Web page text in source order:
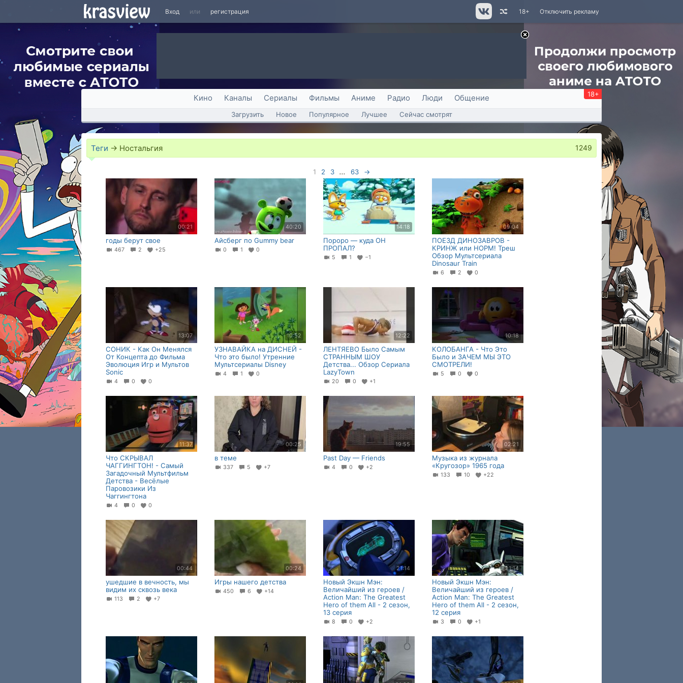
Вход или регистрация Отключить рекламу
18+
Кино Каналы Сериалы Фильмы Аниме Радио Люди Общение 18+
Загрузить Новое Популярное Лучшее Сейчас смотрят
Теги → Ностальгия 1249
1 2 3 ... 63 →
00:21
годы берут свое
467 2 +25
40:20
Айсберг по Gummy bear
0 1 0
14:18
Пороро — куда ОН
ПРОПАЛ?
5 1 −1
09:04
ПОЕЗД ДИНОЗАВРОВ -
КРИНЖ или НОРМ! Треш
Обзор Мультсериала
Dinosaur Train
6 2 0
13:07
СОНИК - Как Он Менялся
От Концепта до Фильма
Эволюция Игр и Мультов
Sonic
4 0 0
10:52
УЗНАВАЙКА на ДИСНЕЙ -
Что это было! Утренние
Мультсериалы Disney
4 1 0
12:22
ЛЕНТЯЕВО Было Самым
СТРАННЫМ ШОУ
Детства... Обзор Сериала
LazyTown
20 0 +1
10:18
КОЛОБАНГА - Что Это
Было и ЗАЧЕМ МЫ ЭТО
СМОТРЕЛИ!
5 0 0
11:37
Что СКРЫВАЛ
ЧАГГИНГТОН! - Самый
Загадочный Мультфильм
Детства - Весёлые
Паровозики Из
Чаггингтона
4 0 0
00:25
в теме
337 5 +7
19:55
Past Day — Friends
4 0 +2
02:21
Музыка из журнала
«Кругозор» 1965 года
133 10 +22
00:44
ушедшие в вечность, мы
видим их сквозь века
113 2 +7
00:24
Игры нашего детства
450 6 +14
21:14
Новый Экшн Мэн:
Величайший из героев /
Action Man: The Greatest
Hero of them All - 2 сезон,
13 серия
8 0 +2
21:14
Новый Экшн Мэн:
Величайший из героев /
Action Man: The Greatest
Hero of them All - 2 сезон,
12 серия
3 0 +1